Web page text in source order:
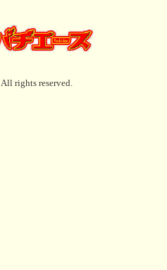
rights reserved.